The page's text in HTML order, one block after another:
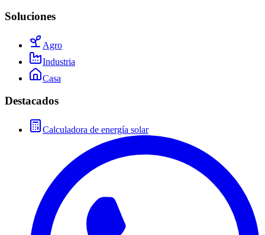
Soluciones
Agro
Industria
Casa
Destacados
Calculadora de energía solar